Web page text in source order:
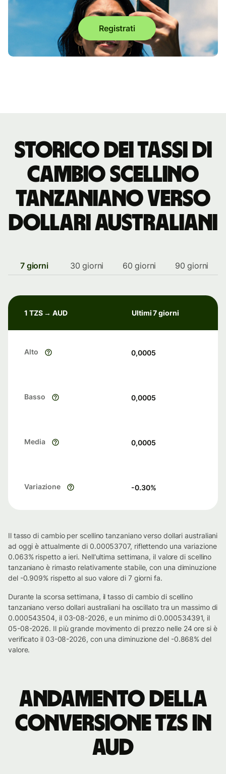
Registrati
storico dei tassi di
cambio scellino
tanzaniano verso
dollari australiani
7 giorni 30 giorni 60 giorni 90 giorni
1 TZS → AUD Ultimi 7 giorni
Alto 0,0005
Basso 0,0005
Media 0,0005
Variazione -0.30%
Il tasso di cambio per scellino tanzaniano verso dollari australiani
ad oggi è attualmente di 0.00053707, riflettendo una variazione
0.063% rispetto a ieri. Nell'ultima settimana, il valore di scellino
tanzaniano è rimasto relativamente stabile, con una diminuzione
del -0.909% rispetto al suo valore di 7 giorni fa.
Durante la scorsa settimana, il tasso di cambio di scellino
tanzaniano verso dollari australiani ha oscillato tra un massimo di
0.000543504, il 03-08-2026, e un minimo di 0.000534391, il
05-08-2026. Il più grande movimento di prezzo nelle 24 ore si è
verificato il 03-08-2026, con una diminuzione del -0.868% del
valore.
Andamento della
conversione TZS in
AUD